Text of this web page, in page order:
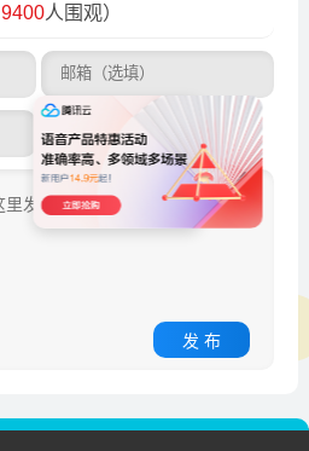
9400人围观）
发 布